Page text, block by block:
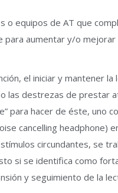
o equipos de AT que
para aumentar y/o mejorar
el iniciar y mantener la
las destrezas de prestar
para hacer de éste, uno
cancelling headphone)
circundantes, se
si se identifica como
y seguimiento de la